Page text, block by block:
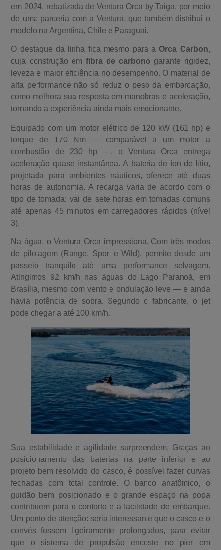
em 2024, rebatizada de Ventura Orca by Taiga, por meio
de uma parceria com a Ventura, que também distribui o
modelo na Argentina, Chile e Paraguai.
O destaque da linha fica mesmo para a Orca Carbon,
cuja construção em fibra de carbono garante rigidez,
leveza e maior eficiência no desempenho. O material de
alta performance não só reduz o peso da embarcação,
como melhora sua resposta em manobras e aceleração,
tornando a experiência ainda mais emocionante.
Equipado com um motor elétrico de 120 kW (161 hp) e
torque de 170 Nm — comparável a um motor a
combustão de 230 hp —, o Ventura Orca entrega
aceleração quase instantânea. A bateria de íon de lítio,
projetada para ambientes náuticos, oferece até duas
horas de autonomia. A recarga varia de acordo com o
tipo de tomada: vai de sete horas em tomadas comuns
até apenas 45 minutos em carregadores rápidos (nível
3).
Na água, o Ventura Orca impressiona. Com três modos
de pilotagem (Range, Sport e Wild), permite desde um
passeio tranquilo até uma performance selvagem.
Atingimos 92 km/h nas águas do Lago Paranoá, em
Brasília, mesmo com vento e ondulação leve — e ainda
havia potência de sobra. Segundo o fabricante, o jet
pode chegar a até 100 km/h.
Sua estabilidade e agilidade surpreendem. Graças ao
posicionamento das baterias na parte inferior e ao
projeto bem resolvido do casco, é possível fazer curvas
fechadas com total controle. O banco anatômico, o
guidão bem posicionado e o grande espaço na popa
contribuem para o conforto e a facilidade de embarque.
Um ponto de atenção: seria interessante que o casco e o
convés fossem ligeiramente prolongados, para evitar
que o sistema de propulsão encoste no píer em